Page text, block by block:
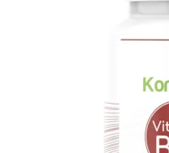
Selen (Se)
Silicium (Si)
Zink (Zn)
Vitamin B12
Vitamin C
Vitamin D
Vitamin E